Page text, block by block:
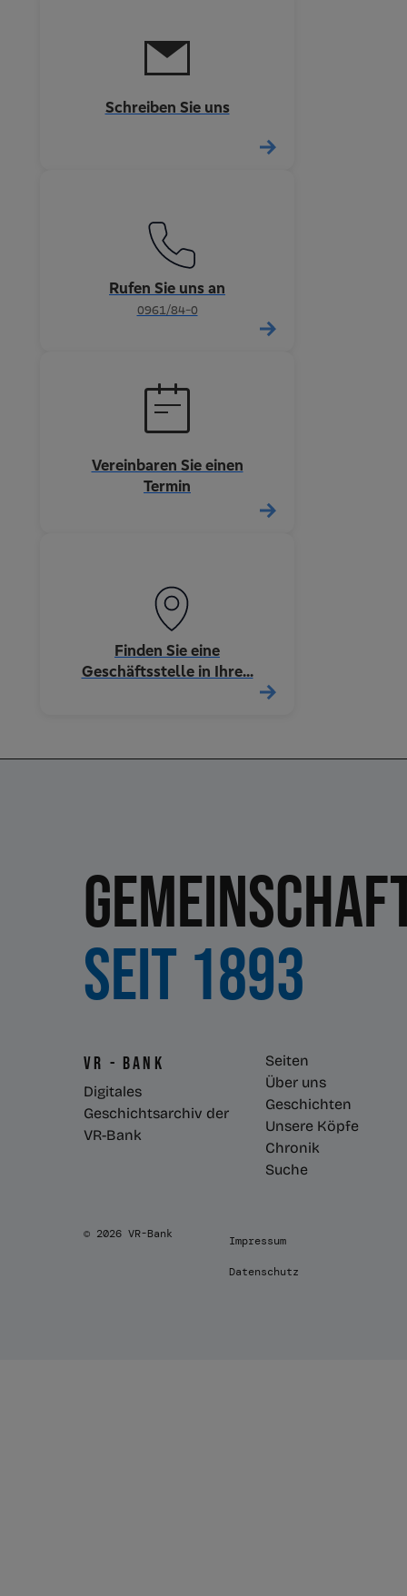
Schreiben Sie uns
Rufen Sie uns an
0961/84-0
Vereinbaren Sie einen
Termin
Finden Sie eine
Geschäftsstelle in Ihre...
Seit 1893
VR - Bank
Digitales
Geschichtsarchiv der
VR-Bank
Seiten
Über uns
Geschichten
Unsere Köpfe
Chronik
Suche
© 2026 VR-Bank Impressum
Datenschutz